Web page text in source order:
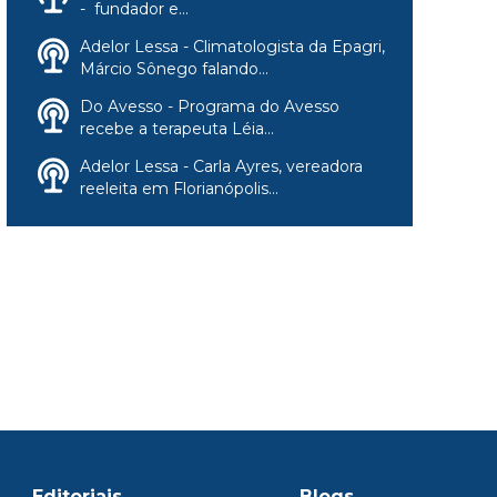
- fundador e...
Adelor Lessa - Climatologista da Epagri,
Márcio Sônego falando...
Do Avesso - Programa do Avesso
recebe a terapeuta Léia...
Adelor Lessa - Carla Ayres, vereadora
reeleita em Florianópolis...